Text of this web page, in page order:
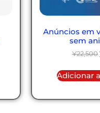
Anúncios em
sem
¥22,500
Adicionar